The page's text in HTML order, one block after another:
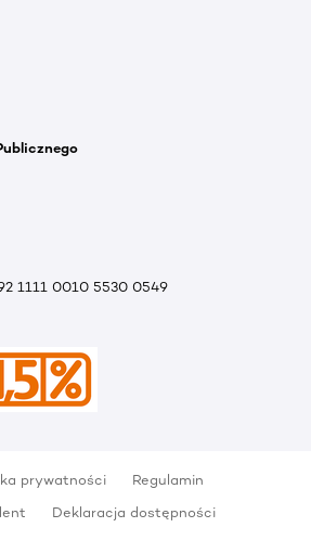
1111 0010 5530 0549
prywatności
Regulamin
Deklaracja dostępności